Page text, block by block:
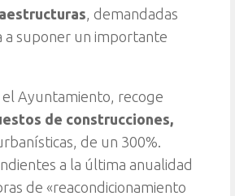
, demandadas
a suponer un importante
Ayuntamiento, recoge
de construcciones,
de un 300%.
a la última anualidad
de «reacondicionamiento